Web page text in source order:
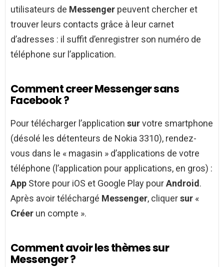
utilisateurs de Messenger peuvent chercher et
trouver leurs contacts grâce à leur carnet
d’adresses : il suffit d’enregistrer son numéro de
téléphone sur l’application.
Comment creer Messenger sans
Facebook ?
Pour télécharger l’application survotre smartphone
(désolé les détenteurs de Nokia 3310), rendez-
vous dans le « magasin » d’applications de votre
téléphone (l’application pour applications, en gros) :
App Store pour iOS et Google Play pourAndroid.
Après avoir téléchargé Messenger, cliquersur «
Créer un compte ».
Comment avoir les thèmes sur
Messenger ?